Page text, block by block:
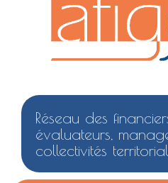
Réseau des
évaluateurs,
collectivités